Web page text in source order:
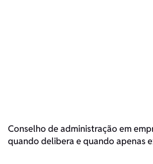
Conselho de administração em
quando delibera e quando apenas